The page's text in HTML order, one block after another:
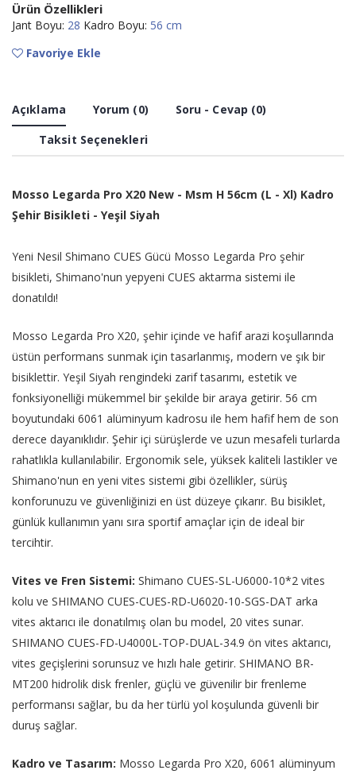
Ürün Özellikleri
Jant Boyu: 28 Kadro Boyu: 56 cm
Favoriye Ekle
Açıklama Yorum (0)
Soru - Cevap (0)
Taksit Seçenekleri
Mosso Legarda Pro X20 New - Msm H 56cm (L - Xl) Kadro
Şehir Bisikleti - Yeşil Siyah
Yeni Nesil Shimano CUES Gücü Mosso Legarda Pro şehir
bisikleti, Shimano'nun yepyeni CUES aktarma sistemi ile
donatıldı!
Mosso Legarda Pro X20, şehir içinde ve hafif arazi koşullarında
üstün performans sunmak için tasarlanmış, modern ve şık bir
bisiklettir. Yeşil Siyah rengindeki zarif tasarımı, estetik ve
fonksiyonelliği mükemmel bir şekilde bir araya getirir. 56 cm
boyutundaki 6061 alüminyum kadrosu ile hem hafif hem de son
derece dayanıklıdır. Şehir içi sürüşlerde ve uzun mesafeli turlarda
rahatlıkla kullanılabilir. Ergonomik sele, yüksek kaliteli lastikler ve
Shimano'nun en yeni vites sistemi gibi özellikler, sürüş
konforunuzu ve güvenliğinizi en üst düzeye çıkarır. Bu bisiklet,
günlük kullanımın yanı sıra sportif amaçlar için de ideal bir
tercihtir.
Vites ve Fren Sistemi: Shimano CUES-SL-U6000-10*2 vites
kolu ve SHIMANO CUES-CUES-RD-U6020-10-SGS-DAT arka
vites aktarıcı ile donatılmış olan bu model, 20 vites sunar.
SHIMANO CUES-FD-U4000L-TOP-DUAL-34.9 ön vites aktarıcı,
vites geçişlerini sorunsuz ve hızlı hale getirir. SHIMANO BR-
MT200 hidrolik disk frenler, güçlü ve güvenilir bir frenleme
performansı sağlar, bu da her türlü yol koşulunda güvenli bir
duruş sağlar.
Kadro ve Tasarım: Mosso Legarda Pro X20, 6061 alüminyum